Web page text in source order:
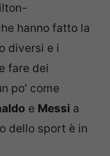
hanno fatto la
diversi e i
fare dei
po’ come
e Messi a
dello sport è in